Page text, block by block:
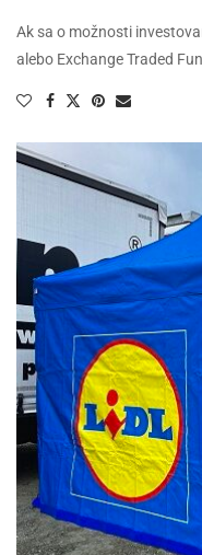
Ak sa o možnosti
alebo Exchange Traded